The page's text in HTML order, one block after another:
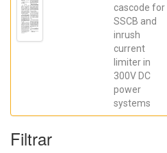
cascode for
SSCB and
inrush
current
limiter in
300V DC
power
systems
Filtrar